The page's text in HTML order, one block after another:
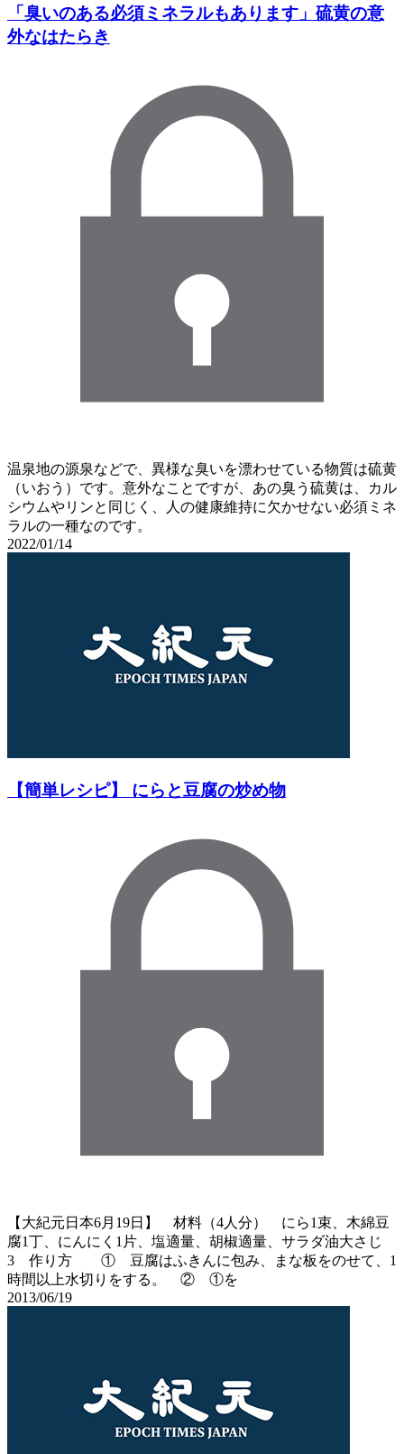
「臭いのある必須ミネラルもあります」硫黄の意
外なはたらき
温泉地の源泉などで、異様な臭いを漂わせている物質は硫黄
（いおう）です。意外なことですが、あの臭う硫黄は、カル
シウムやリンと同じく、人の健康維持に欠かせない必須ミネ
ラルの一種なのです。
2022/01/14
【簡単レシピ】 にらと豆腐の炒め物
【大紀元日本6月19日】 材料（4人分） にら1束、木綿豆
腐1丁、にんにく1片、塩適量、胡椒適量、サラダ油大さじ
3 作り方 ① 豆腐はふきんに包み、まな板をのせて、1
時間以上水切りをする。 ② ①を
2013/06/19